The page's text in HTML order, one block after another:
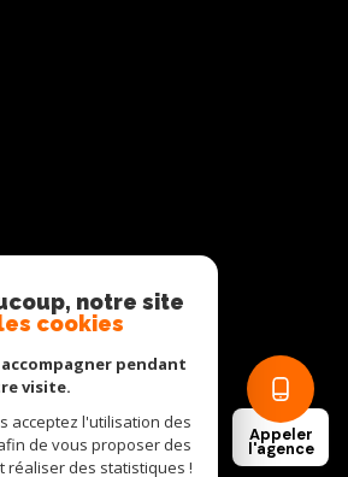
Appeler
l'agence
notre site
cookies
pendant
visite.
acceptez l'utilisation des
de vous proposer des
réaliser des statistiques !